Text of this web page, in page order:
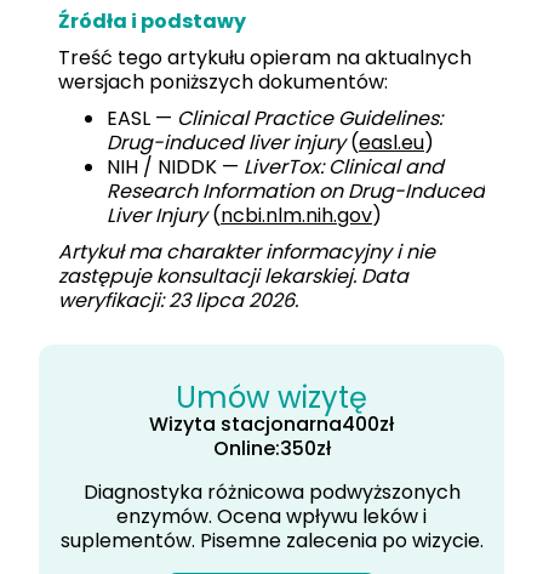
Źródła i podstawy
Treść tego artykułu opieram na aktualnych
wersjach poniższych dokumentów:
EASL — Clinical Practice Guidelines:
Drug-induced liver injury(easl.eu)
NIH / NIDDK — LiverTox: Clinical and
Research Information on Drug-Induced
Liver Injury(ncbi.nlm.nih.gov)
Artykuł ma charakter informacyjny i nie
zastępuje konsultacji lekarskiej. Data
weryfikacji: 23 lipca 2026.
Umów wizytę
Wizyta stacjonarna400zł
Online:350zł
Diagnostyka różnicowa podwyższonych
enzymów. Ocena wpływu leków i
suplementów. Pisemne zalecenia po wizycie.